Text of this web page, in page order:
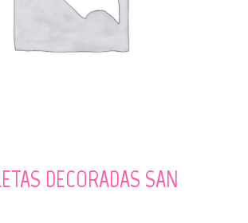
DECORADAS SAN